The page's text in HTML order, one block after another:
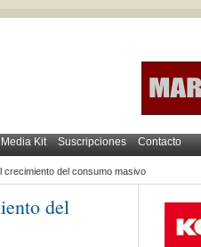
Media Kit Suscripciones Contacto
crecimiento del consumo masivo
del